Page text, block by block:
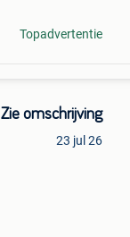
Topadvertentie
Zie omschrijving
23 jul 26